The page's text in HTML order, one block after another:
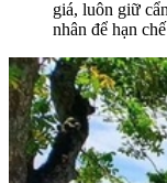
giá, luôn giữ
nhân để hạn